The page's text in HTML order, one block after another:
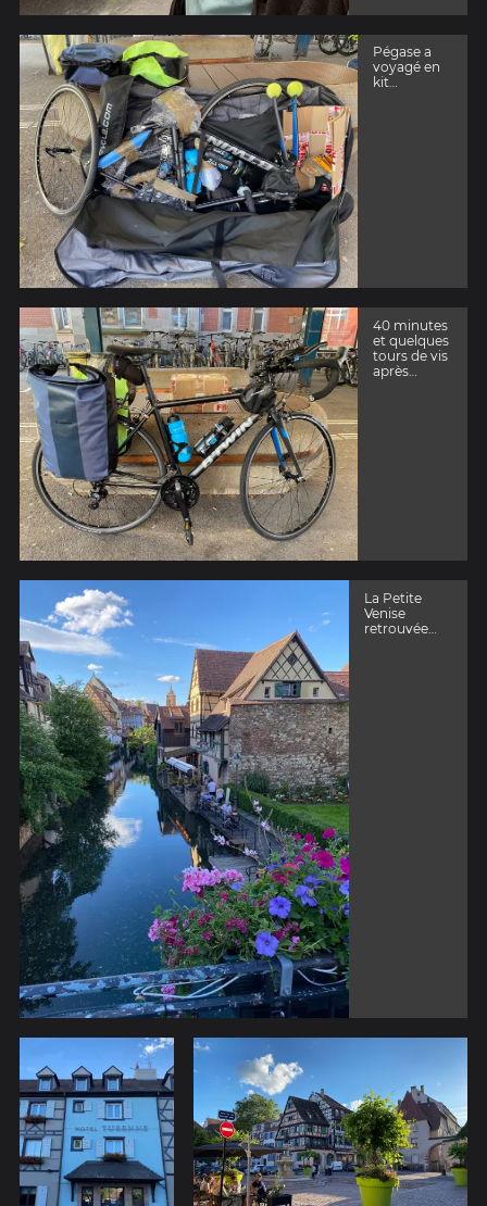
Pégase a
voyagé en
kit…
40 minutes
et quelques
tours de vis
après…
La Petite
Venise
retrouvée…